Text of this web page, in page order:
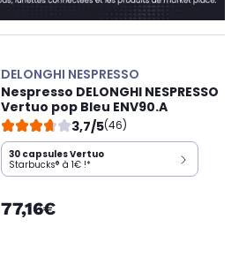
DELONGHI NESPRESSO
Nespresso DELONGHI NESPRESSO
Vertuo pop Bleu ENV90.A
3,7/5(46)
30 capsules Vertuo
Starbucks® à 1€ !*
77,16€